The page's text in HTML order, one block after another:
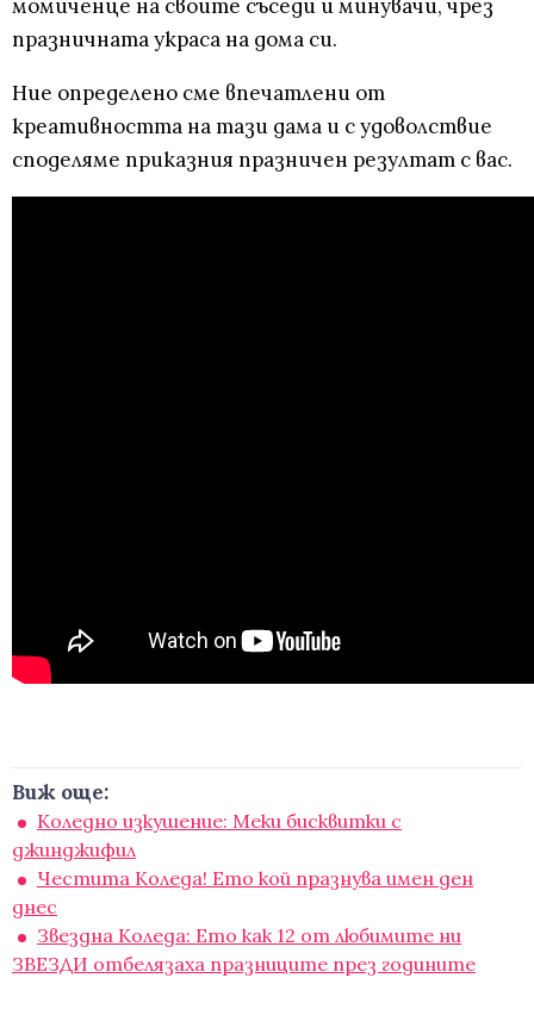
момиченце на своите съседи и минувачи, чрез
празничната украса на дома си.
Ние определено сме впечатлени от
креативността на тази дама и с удоволствие
споделяме приказния празничен резултат с вас.
Виж още:
Коледно изкушение: Меки бисквитки с
джинджифил
Честита Коледа! Ето кой празнува имен ден
днес
Звездна Коледа: Ето как 12 от любимите ни
ЗВЕЗДИ отбелязаха празниците през годините